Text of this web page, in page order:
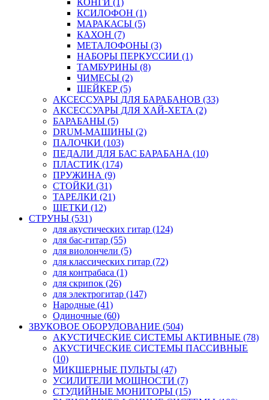
КСИЛОФОН (1)
МАРАКАСЫ (5)
КАХОН (7)
МЕТАЛОФОНЫ (3)
НАБОРЫ ПЕРКУССИИ (1)
ТАМБУРИНЫ (8)
ЧИМЕСЫ (2)
ШЕЙКЕР (5)
АКСЕССУАРЫ ДЛЯ БАРАБАНОВ (33)
АКСЕССУАРЫ ДЛЯ ХАЙ-ХЕТА (2)
БАРАБАНЫ (5)
DRUM-МАШИНЫ (2)
ПАЛОЧКИ (103)
ПЕДАЛИ ДЛЯ БАС БАРАБАНА (10)
ПЛАСТИК (174)
ПРУЖИНА (9)
СТОЙКИ (31)
ТАРЕЛКИ (21)
ЩЕТКИ (12)
СТРУНЫ (531)
для акустических гитар (124)
для бас-гитар (55)
для виолончели (5)
для классических гитар (72)
для контрабаса (1)
для скрипок (26)
для электрогитар (147)
Народные (41)
Одиночные (60)
ЗВУКОВОЕ ОБОРУДОВАНИЕ (504)
АКУСТИЧЕСКИЕ СИСТЕМЫ АКТИВНЫЕ (78)
АКУСТИЧЕСКИЕ СИСТЕМЫ ПАССИВНЫЕ
(10)
МИКШЕРНЫЕ ПУЛЬТЫ (47)
УСИЛИТЕЛИ МОЩНОСТИ (7)
СТУДИЙНЫЕ МОНИТОРЫ (15)